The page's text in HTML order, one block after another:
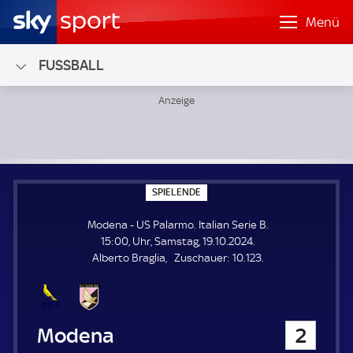
Menü
FUSSBALL
SPIELENDE
P
E
L
E
N
Modena - US Palarmo. Italian Serie B.
15:00, Uhr, Samstag, 19.10.2024.
Alberto Braglia
Zuschauer: Z
10.123.
Modena 2